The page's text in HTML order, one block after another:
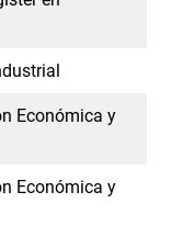
Económica y
Económica y